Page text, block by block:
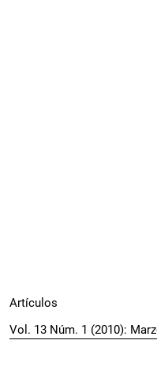
Artículos
Vol. 13 Núm. 1 (2010):